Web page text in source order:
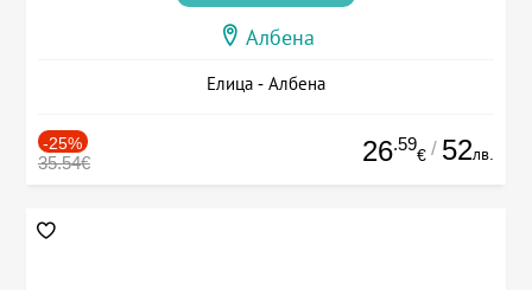
Албена
Елица - Албена
-25%
35.54€ 26.59
€ / 52лв.